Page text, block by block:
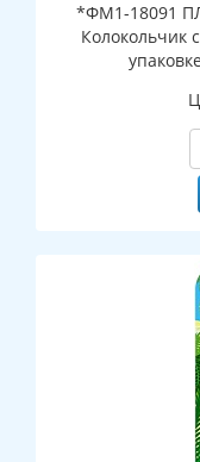
*ФМ1-18091
Колокольчик